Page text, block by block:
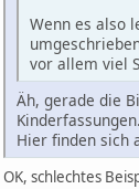
Wenn es also
vor allem viel
Äh, gerade die
Hier finden sich
OK, schlechtes